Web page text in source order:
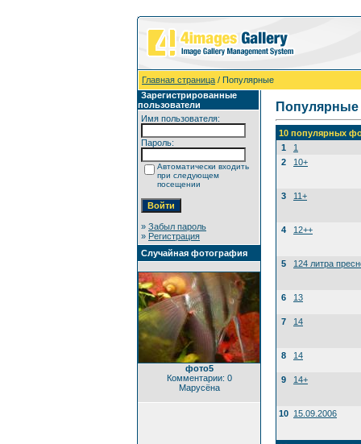
Главная страница / Популярные
Зарегистрированные
пользователи
Имя пользователя:
Пароль:
Автоматически входить
при следующем
посещении
» Забыл пароль
» Регистрация
Случайная фотография
фото5
Комментарии: 0
Марусёна
Популярные
10 популярных
1
1
2
10+
3 11+
4 12++
5 124 литра
6 13
7 14
8 14
9 14+
10 15.09.2006